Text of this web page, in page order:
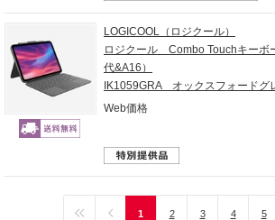
LOGICOOL（ロジクール）
ロジクール Combo Touchキーボ
代&A16）
IK1059GRA オックスフォードグ
Web価格
1 2 3 4 5